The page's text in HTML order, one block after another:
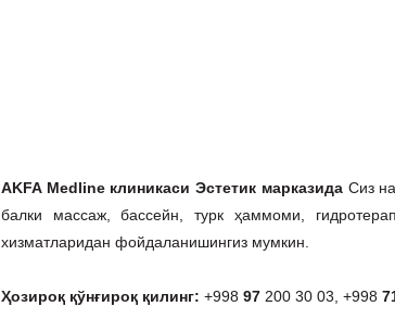
AKFA Medline клиникаси Эстетик марказида Сиз
балки массаж, бассейн, турк ҳаммоми,
хизматларидан фойдаланишингиз мумкин.
Ҳозироқ қўнғироқ қилинг: +998 97 200 30 03, +998